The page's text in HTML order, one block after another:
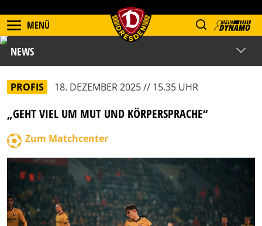
MENÜ
NEWS
PROFIS 18. DEZEMBER 2025 // 15.35 UHR
„GEHT VIEL UM MUT UND KÖRPERSPRACHE“
Zum Matchcenter